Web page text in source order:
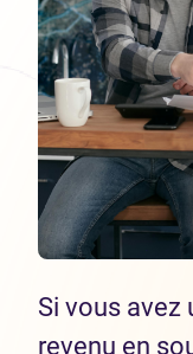
Si vous avez
revenu en